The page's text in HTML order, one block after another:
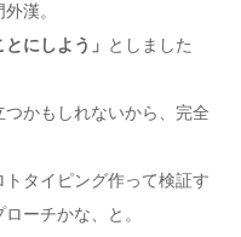
漢。
にしよう」 としました
かもしれないから、完全
トタイピング作って検証す
ーチかな、と。